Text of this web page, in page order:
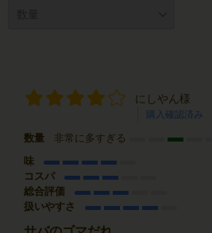
にしやん様
購入確認済み
数量 非常に多すぎる
味
コスパ
総合評価
扱いやすさ